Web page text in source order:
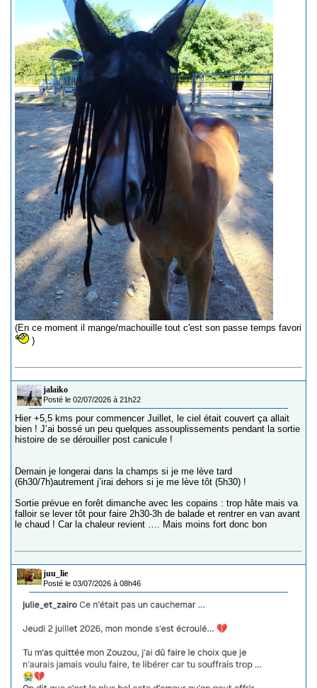
(En ce moment il mange/machouille tout c'est son passe temps favori
)
jalaiko
Posté le 02/07/2026 à 21h22
Hier +5,5 kms pour commencer Juillet, le ciel était couvert ça allait
bien ! J’ai bossé un peu quelques assouplissements pendant la sortie
histoire de se dérouiller post canicule !
Demain je longerai dans la champs si je me lève tard
(6h30/7h)autrement j’irai dehors si je me lève tôt (5h30) !
Sortie prévue en forêt dimanche avec les copains : trop hâte mais va
falloir se lever tôt pour faire 2h30-3h de balade et rentrer en van avant
le chaud ! Car la chaleur revient …. Mais moins fort donc bon
juu_lie
Posté le 03/07/2026 à 08h46